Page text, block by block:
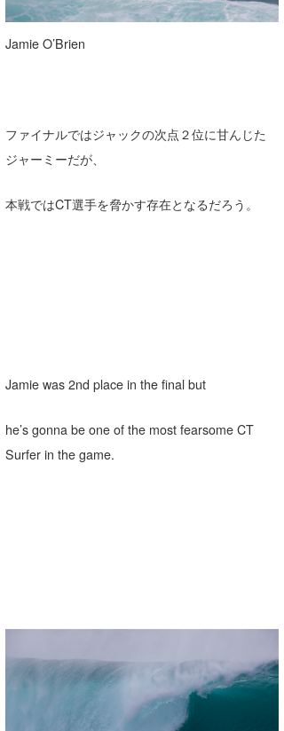
Jamie O’Brien
ファイナルではジャックの次点２位に甘んじた
ジャーミーだが、
本戦ではCT選手を脅かす存在となるだろう。
Jamie was 2nd place in the final but
he’s gonna be one of the most fearsome CT
Surfer in the game.